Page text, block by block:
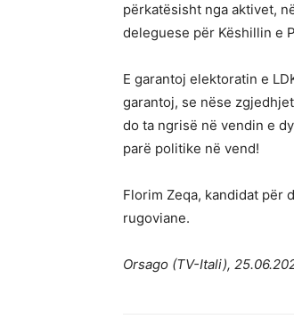
përkatësisht nga aktivet,
deleguese për Këshillin e
E garantoj elektoratin e
garantoj, se nëse
do ta ngrisë në vendin e
parë politike në vend!
Florim Zeqa, kandidat për
rugoviane.
Orsago (TV-Itali),